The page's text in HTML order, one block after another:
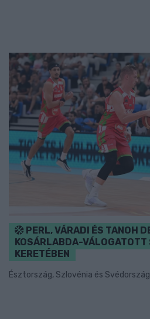
PERL, VÁRADI ÉS TANOH
KOSÁRLABDA-
KERETÉBEN
Észtország, Szlovénia és